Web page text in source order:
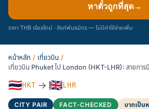
หาตั๋วถูกที่สุด→
ราคา THB เรียลไทม์ · ลิงก์พันธมิตร — ไม่มีค่าใช้จ่ายเพิ่ม
หน้าหลัก / เที่ยวบิน /
เที่ยวบิน Phuket ไป London (HKT-LHR): สายการ
🇹🇭HKT → 🇬🇧LHR
CITY PAIR FACT-CHECKED บาทเป็น